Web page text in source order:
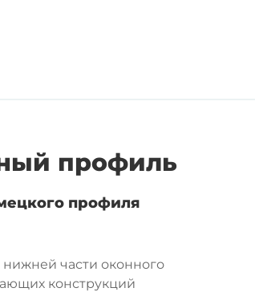
профиль
профиля
части оконного
конструкций